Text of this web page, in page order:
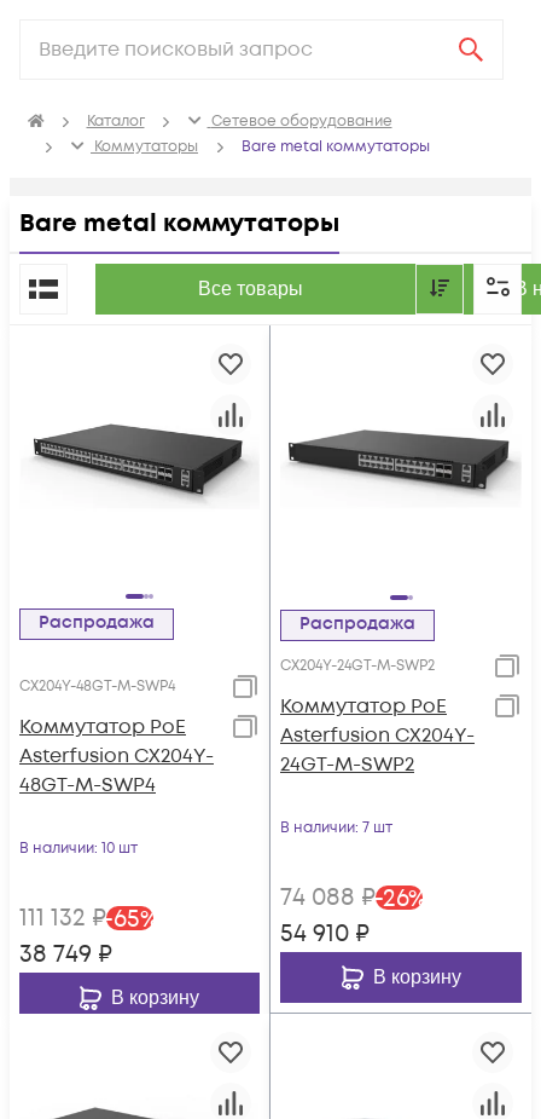
Каталог
Сетевое оборудование
Коммутаторы
Bare metal коммутаторы
Bare metal коммутаторы
Все товары В
По популярности
Распродажа
CX204Y-48GT-M-SWP4
Коммутатор PoE
Asterfusion CX204Y-
48GT-M-SWP4
В наличии: 10 шт
111 132 ₽-65%
38 749 ₽
В корзину
Распродажа
CX204Y-24GT-M-SWP2
Коммутатор PoE
Asterfusion CX204Y-
24GT-M-SWP2
В наличии: 7 шт
74 088 ₽-26%
54 910 ₽
В корзину